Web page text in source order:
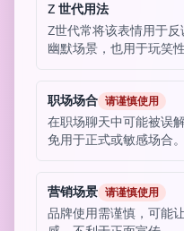
Z 世代用法
Z世代常将该表情用于反
幽默场景，也用于玩笑
职场场合 请谨慎使用
在职场聊天中可能被误
免用于正式或敏感场合。
营销场景 请谨慎使用
品牌使用需谨慎，可能